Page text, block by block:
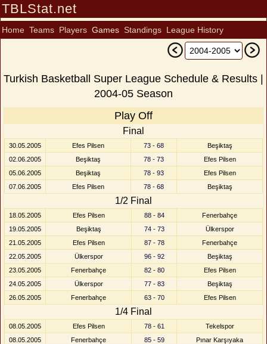
TBLStat.net
Home Teams Players Games Standings League History
Turkish Basketball Super League Schedule & Results |
2004-05 Season
Play Off
Final
30.05.2005 Efes Pilsen 73 - 68
Beşiktaş
02.06.2005
Beşiktaş 78 - 73
Efes Pilsen
05.06.2005
Beşiktaş 78 - 93
Efes Pilsen
07.06.2005
Efes Pilsen 78 - 68 Beşiktaş
1/2 Final
18.05.2005 Efes Pilsen 88 - 84
Fenerbahçe
19.05.2005
Beşiktaş 74 - 73
Ülkerspor
21.05.2005
Efes Pilsen 87 - 78
Fenerbahçe
22.05.2005
Ülkerspor 96 - 92
Beşiktaş
23.05.2005
Fenerbahçe 82 - 80
Efes Pilsen
24.05.2005
Ülkerspor 77 - 83
Beşiktaş
26.05.2005
Fenerbahçe 63 - 70 Efes Pilsen
1/4 Final
08.05.2005 Efes Pilsen 78 - 61
Tekelspor
08.05.2005
Fenerbahçe 85 - 59
Pınar Karşıyaka